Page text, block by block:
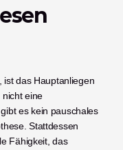
ist das Hauptanliegen
nicht eine
es kein pauschales
Stattdessen
Fähigkeit, das